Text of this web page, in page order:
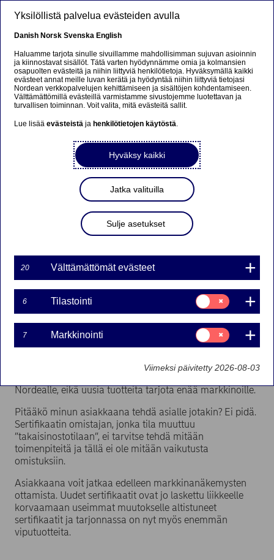
Ursäkta...
Den här sidan finns tyvärr inte på svenska.
Stanna kvar på sidan|Gå till en relaterad sida på
Korjaus: Muutos Nordea
Bank AB (publ)
liikkeeseenlaskemissa
sertifikaateissa
11-06-2018 15:45
Alkaen 18. kesäkuuta (aikaisemmassa tiedotteessa
”takaisinostotilassa”. Tästä päivästä lähtien asiakkaat
Nordealle, eikä uusia tuotteita tarjota enää markkinoille.
Pitääkö minun asiakkaana tehdä asialle jotakin? Ei pidä.
Sertifikaatin omistajan, jonka tila muuttuu
”takaisinostotilaan”, ei tarvitse tehdä mitään
toimenpiteitä ja tällä ei ole mitään vaikutusta
omistuksiin.
Asiakkaana voit jatkaa edelleen markkinanäkemysten
ottamista. Uudet sertifikaatit ovat jo laskettu liikkeelle
korvaamaan useimmat muutokselle altistuneet
sertifikaatit ja tarjonnassa on nyt myös enemmän
viputuotteita.
Yksilöllistä palvelua evästeiden avulla
Danish Norsk Svenska English
Haluamme tarjota sinulle sivuillamme mahdollisimman sujuvan asioinnin
ja kiinnostavat sisällöt. Tätä varten hyödynnämme omia ja kolmansien
osapuolten evästeitä ja niihin liittyviä henkilötietoja. Hyväksymällä kaikki
evästeet annat meille luvan kerätä ja hyödyntää niihin liittyviä tietojasi
Nordean verkkopalvelujen kehittämiseen ja sisältöjen kohdentamiseen.
Välttämättömillä evästeillä varmistamme sivustojemme luotettavan ja
turvallisen toiminnan. Voit valita, mitä evästeitä sallit.
Lue lisääevästeistä ja henkilötietojen käytöstä.
Hyväksy kaikki
Jatka valituilla
Sulje asetukset
20 Välttämättömät evästeet
6 Tilastointi
Suostumusvalinta:
Tilastointi
7 Markkinointi
Suostumusvalinta:
Markkinointi
Viimeksi päivitetty 2026-08-03